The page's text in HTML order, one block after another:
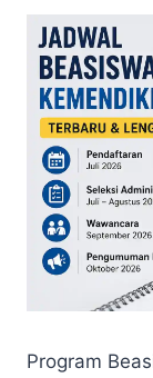
Program